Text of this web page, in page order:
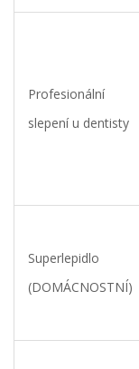
Profesionální
slepení u dentisty
Superlepidlo
(DOMÁCNOSTNÍ)